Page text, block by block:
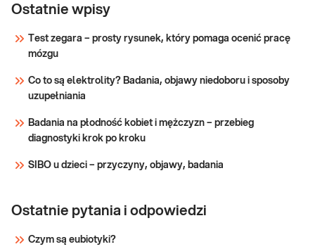
Ostatnie wpisy
Test zegara – prosty rysunek, który pomaga ocenić pracę
mózgu
Co to są elektrolity? Badania, objawy niedoboru i sposoby
uzupełniania
Badania na płodność kobiet i mężczyzn – przebieg
diagnostyki krok po kroku
SIBO u dzieci – przyczyny, objawy, badania
Ostatnie pytania i odpowiedzi
Czym są eubiotyki?